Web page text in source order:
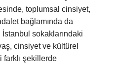
toplumsal cinsiyet,
bağlamında da
sokaklarındaki
cinsiyet ve kültürel
farklı şekillerde